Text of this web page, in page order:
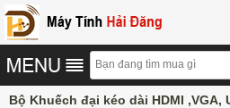
Bộ Khuếch đại kéo dài HDMI ,VGA,